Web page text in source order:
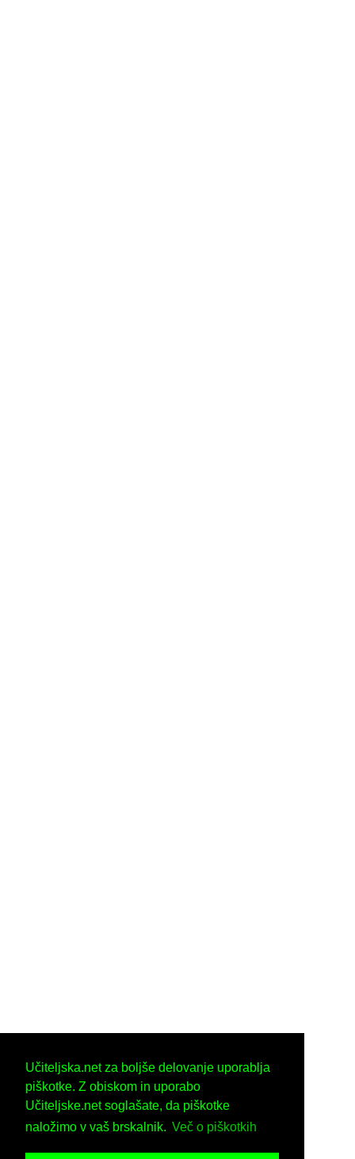
Učiteljska.net za boljše delovanje uporablja
piškotke. Z obiskom in uporabo
Učiteljske.net soglašate, da piškotke
naložimo v vaš brskalnik. Več o piškotkih